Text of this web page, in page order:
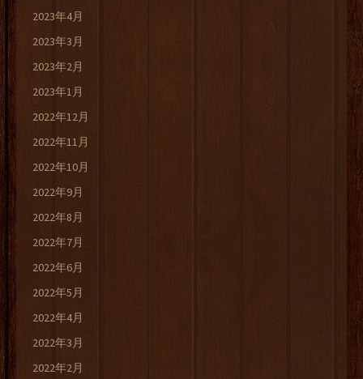
2023年4月
2023年3月
2023年2月
2023年1月
2022年12月
2022年11月
2022年10月
2022年9月
2022年8月
2022年7月
2022年6月
2022年5月
2022年4月
2022年3月
2022年2月